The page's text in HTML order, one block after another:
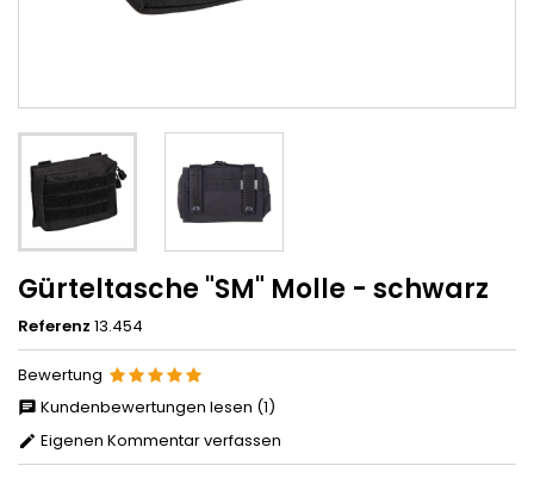
Gürteltasche "SM" Molle - schwarz
Referenz 13.454
Bewertung
Kundenbewertungen lesen (1)
Eigenen Kommentar verfassen